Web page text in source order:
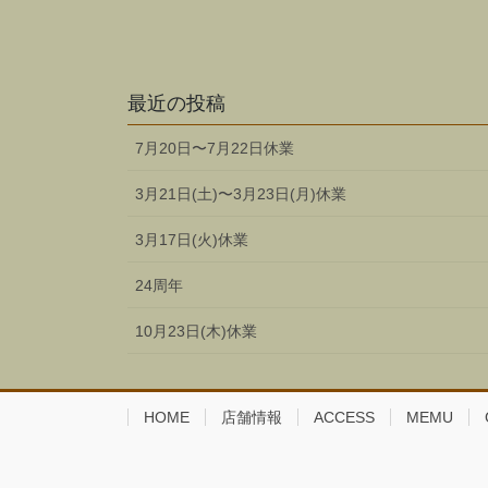
最近の投稿
7月20日〜7月22日休業
3月21日(土)〜3月23日(月)休業
3月17日(火)休業
24周年
10月23日(木)休業
HOME 店舗情報 ACCESS MEMU